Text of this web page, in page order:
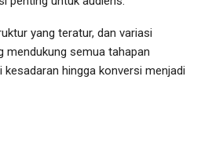
yang teratur, dan variasi
mendukung semua tahapan
kesadaran hingga konversi menjadi